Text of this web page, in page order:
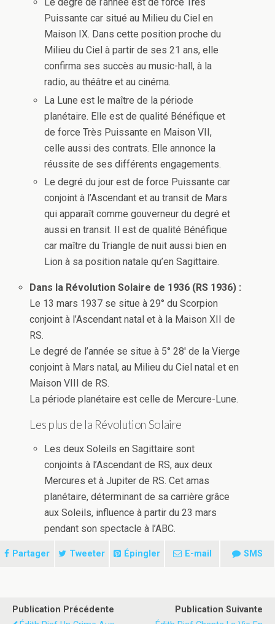
Puissante car situé au Milieu du Ciel en
Maison IX. Dans cette position proche du
Milieu du Ciel à partir de ses 21 ans, elle
confirma ses succès au music-hall, à la
radio, au théâtre et au cinéma.
La Lune est le maître de la période
planétaire. Elle est de qualité Bénéfique et
de force Très Puissante en Maison VII,
celle aussi des contrats. Elle annonce la
réussite de ses différents engagements.
Le degré du jour est de force Puissante car
conjoint à l’Ascendant et au transit de Mars
qui apparaît comme gouverneur du degré et
aussi en transit. Il est de qualité Bénéfique
car maître du Triangle de nuit aussi bien en
Lion à sa position natale qu’en Sagittaire.
Dans la Révolution Solaire de 1936 (RS 1936) :
Le 13 mars 1937 se situe à 29° du Scorpion
conjoint à l’Ascendant natal et à la Maison XII de
RS.
Le degré de l’année se situe à 5° 28′ de la Vierge
conjoint à Mars natal, au Milieu du Ciel natal et en
Maison VIII de RS.
La période planétaire est celle de Mercure-Lune.
Les plus de la Révolution Solaire
Les deux Soleils en Sagittaire sont
conjoints à l’Ascendant de RS, aux deux
Mercures et à Jupiter de RS. Cet amas
planétaire, déterminant de sa carrière grâce
aux Soleils, influence à partir du 23 mars
pendant son spectacle à l’ABC.
Partager Tweeter Épingler E-mail SMS
Publication Précédente
Publication Suivante